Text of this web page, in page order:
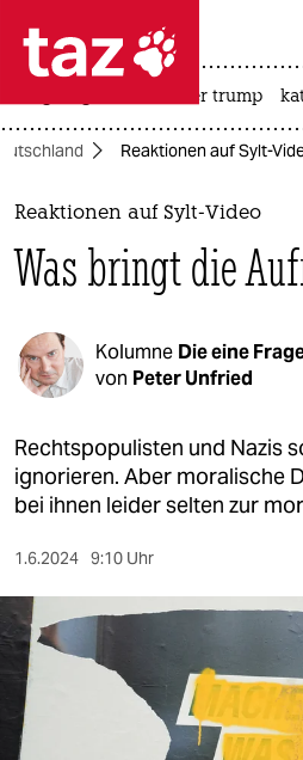
 taz zahl ich
taz zahl ich
themen
politik
öko
gesellschaft
kultur
sport
nord
wahrheit
verlag
verlag
usa unter trump
Reaktionen auf Sylt-
Reaktionen auf Sylt-Video
Was bringt die
Kolumne Die eine
von Peter Unfried
Rechtspopulisten und Nazis
ignorieren. Aber moralische
bei ihnen leider selten zur
1.6.2024 9:10 Uhr